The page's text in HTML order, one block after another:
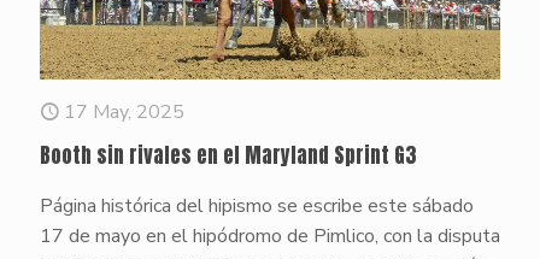
17 May, 2025
Booth sin rivales en el Maryland Sprint G3
Página histórica del hipismo se escribe este sábado
17 de mayo en el hipódromo de Pimlico, con la disputa